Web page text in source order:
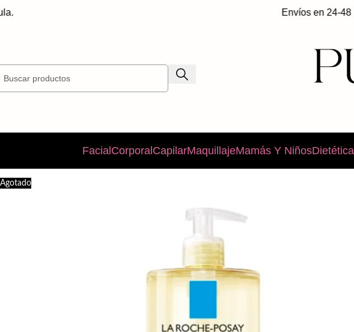
Envíos en 24-48 horas
FacialCorporalCapilarMaquillajeMamás Y NiñosDietética
Agotado